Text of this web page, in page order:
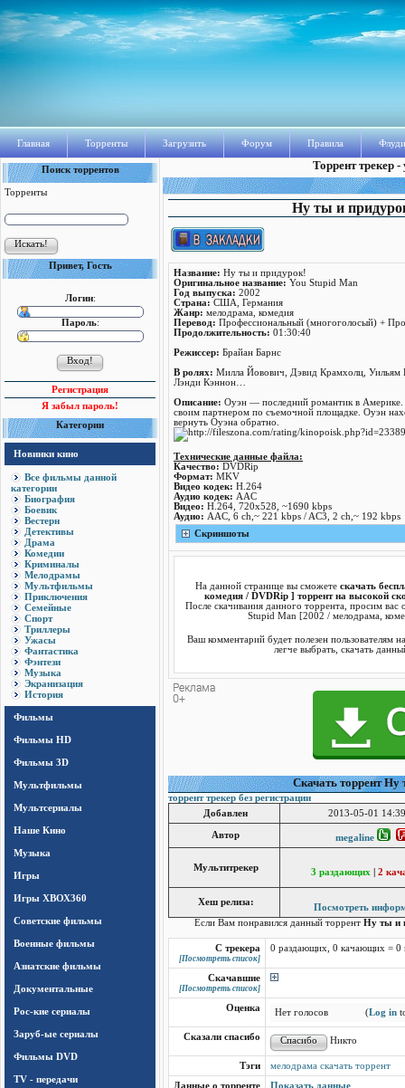
Главная Торренты Загрузить Форум Правила
Поиск торрентов
Торренты
Привет, Гость
Логин:
Пароль:
Регистрация
Я забыл пароль!
Категории
Новинки кино
Все фильмы данной
категории
Биография
Боевик
Вестерн
Детективы
Драма
Комедии
Криминалы
Мелодрамы
Мультфильмы
Приключения
Семейные
Спорт
Триллеры
Ужасы
Фантастика
Фэнтези
Музыка
Экранизация
История
Фильмы
Фильмы HD
Фильмы 3D
Мультфильмы
Мультсериалы
Наше Кино
Музыка
Игры
Игры ХВОХ360
Cоветские фильмы
Военные фильмы
Азиатские фильмы
Документальные
Рос-кие сериалы
Заруб-ые сериалы
Фильмы DVD
TV - передачи
Торрент трекер
Ну ты и
Название: Ну ты и придурок!
Оригинальное название: You Stupid Man
Год выпуска: 2002
Страна: США, Германия
Жанр: мелодрама, комедия
Перевод: Профессиональный (многоголосый) +
Продолжительность: 01:30:40
Режисcер: Брайан Барнс
В ролях: Милла Йовович, Дэвид Крамхолц,
Лэнди Кэннон…
Описание: Оуэн — последний романтик в Америке.
своим партнером по съемочной площадке. Оуэн
вернуть Оуэна обратно.
Технические данные файла:
Качество: DVDRip
Формат: MKV
Видео кодек: H.264
Аудио кодек: AAC
Видео: H.264, 720x528, ~1690 kbps
Аудио: AAC, 6 ch,~ 221 kbps / AC3, 2 ch,~ 192 kbps
Cкриншоты
На данной странице вы сможете скачать
комедия / DVDRip ] торрент на высокой
После скачивания данного торрента, просим
Stupid Man [2002 / мелодрама,
Ваш комментарий будет полезен пользователям
легче выбрать, скачать
Cкачать торрент
торрент трекер без регистрации
Добавлен
2013-05-01
Автор megaline
Мультитрекер 3 раздающих 2
Хеш релиза:
Посмотреть
Если Вам понравился данный торрент Ну ты и
С трекера
[Посмотреть список]
0 раздающих, 0 качающих = 0
Скачавшие
[Посмотреть список]
Оценка Нет голосов (Log in
Сказали спасибо Никто
Тэги
мелодрама скачать торрент
Данные о торренте
Показать данные